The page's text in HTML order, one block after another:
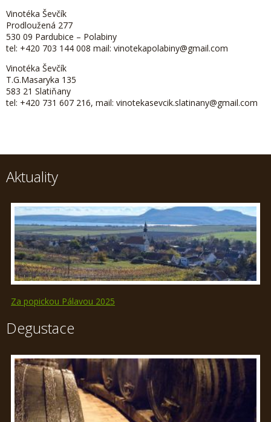
Vinotéka Ševčík
Prodloužená 277
530 09 Pardubice – Polabiny
tel: +420 703 144 008 mail: vinotekapolabiny@gmail.com
Vinotéka Ševčík
T.G.Masaryka 135
583 21 Slatiňany
tel: +420 731 607 216, mail: vinotekasevcik.slatinany@gmail.com
Aktuality
Za popickou Pálavou 2025
Degustace